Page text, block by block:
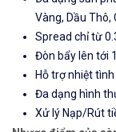
Vàng, Dầu Thô,
Spread chỉ từ
Đòn bẩy lên tới
Hỗ trợ nhiệt
Đa dạng hình
Xử lý Nạp/Rút